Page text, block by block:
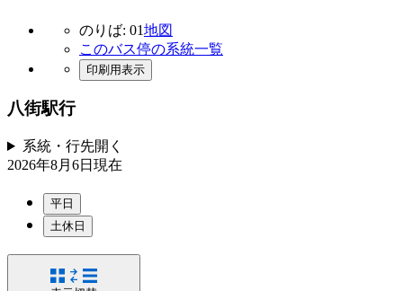
のりば: 01地図
このバス停の系統一覧
印刷用表示
八街駅行
系統・行先開く
2026年8月6日 現在
平日
土休日